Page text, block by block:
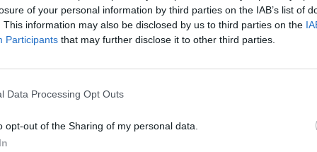
of your personal information by third parties on the IAB’s list of
This information may also be disclosed by us to third parties on the
Participants that may further disclose it to other third parties.
Data Processing Opt Outs
opt-out of the Sharing of my personal data.
altercație a izbucnit imediat după